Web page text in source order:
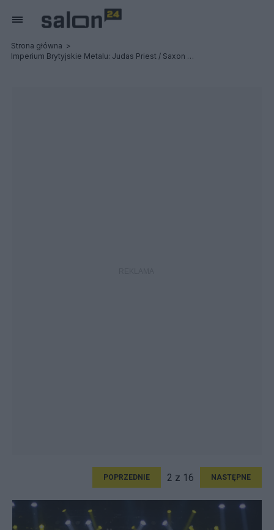
Strona główna
Imperium Brytyjskie Metalu: Judas Priest / Saxon / Uriah Heep - Relacja
POPRZEDNIE 2 z 16 NASTĘPNE